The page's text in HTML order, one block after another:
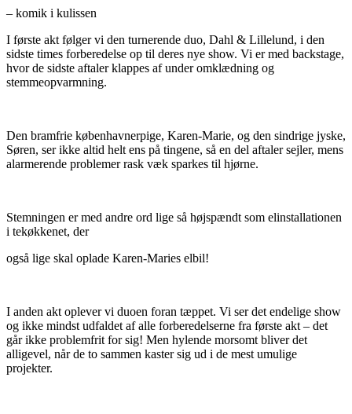
– komik i kulissen
I første akt følger vi den turnerende duo, Dahl & Lillelund, i den
sidste times forberedelse op til deres nye show. Vi er med backstage,
hvor de sidste aftaler klappes af under omklædning og
stemmeopvarmning.
Den bramfrie københavnerpige, Karen-Marie, og den sindrige jyske,
Søren, ser ikke altid helt ens på tingene, så en del aftaler sejler, mens
alarmerende problemer rask væk sparkes til hjørne.
Stemningen er med andre ord lige så højspændt som elinstallationen
i tekøkkenet, der
også lige skal oplade Karen-Maries elbil!
I anden akt oplever vi duoen foran tæppet. Vi ser det endelige show
og ikke mindst udfaldet af alle forberedelserne fra første akt – det
går ikke problemfrit for sig! Men hylende morsomt bliver det
alligevel, når de to sammen kaster sig ud i de mest umulige
projekter.